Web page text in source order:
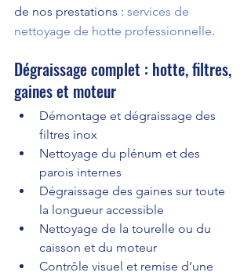
de nos prestations : services de
nettoyage de hotte professionnelle.
Dégraissage complet : hotte, filtres,
gaines et moteur
Démontage et dégraissage des
filtres inox
Nettoyage du plénum et des
parois internes
Dégraissage des gaines sur toute
la longueur accessible
Nettoyage de la tourelle ou du
caisson et du moteur
Contrôle visuel et remise d’une